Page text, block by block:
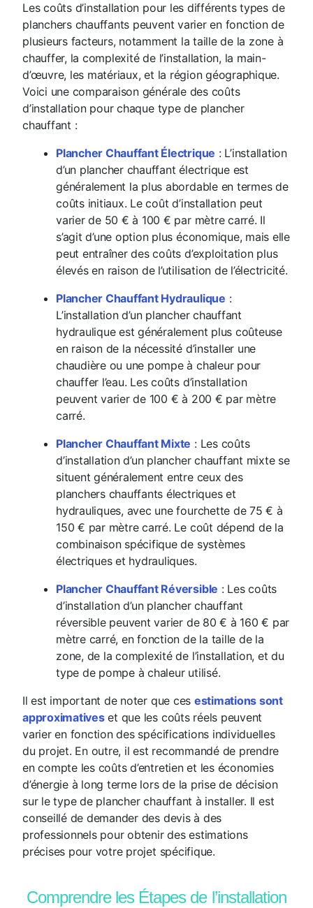
Les coûts d’installation pour les différents types de
planchers chauffants peuvent varier en fonction de
plusieurs facteurs, notamment la taille de la zone à
chauffer, la complexité de l’installation, la main-
d’œuvre, les matériaux, et la région géographique.
Voici une comparaison générale des coûts
d’installation pour chaque type de plancher
chauffant :
Plancher Chauffant Électrique : L’installation
d’un plancher chauffant électrique est
généralement la plus abordable en termes de
coûts initiaux. Le coût d’installation peut
varier de 50 € à 100 € par mètre carré. Il
s’agit d’une option plus économique, mais elle
peut entraîner des coûts d’exploitation plus
élevés en raison de l’utilisation de l’électricité.
Plancher Chauffant Hydraulique :
L’installation d’un plancher chauffant
hydraulique est généralement plus coûteuse
en raison de la nécessité d’installer une
chaudière ou une pompe à chaleur pour
chauffer l’eau. Les coûts d’installation
peuvent varier de 100 € à 200 € par mètre
carré.
Plancher Chauffant Mixte : Les coûts
d’installation d’un plancher chauffant mixte se
situent généralement entre ceux des
planchers chauffants électriques et
hydrauliques, avec une fourchette de 75 € à
150 € par mètre carré. Le coût dépend de la
combinaison spécifique de systèmes
électriques et hydrauliques.
Plancher Chauffant Réversible : Les coûts
d’installation d’un plancher chauffant
réversible peuvent varier de 80 € à 160 € par
mètre carré, en fonction de la taille de la
zone, de la complexité de l’installation, et du
type de pompe à chaleur utilisé.
Il est important de noter que ces estimations sont
approximativeset que les coûts réels peuvent
varier en fonction des spécifications individuelles
du projet. En outre, il est recommandé de prendre
en compte les coûts d’entretien et les économies
d’énergie à long terme lors de la prise de décision
sur le type de plancher chauffant à installer. Il est
conseillé de demander des devis à des
professionnels pour obtenir des estimations
précises pour votre projet spécifique.
Comprendre les Étapes de l’installation